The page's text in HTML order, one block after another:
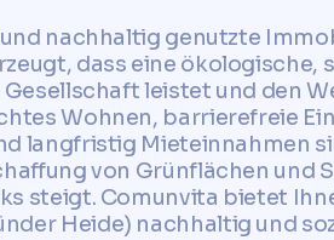
und nachhaltig genutzte
dass eine
Gesellschaft leistet und den
Wohnen, barrierefreie
langfristig Mieteinnahmen
von Grünflächen und
steigt. Comunvita bietet
Heide) nachhaltig und